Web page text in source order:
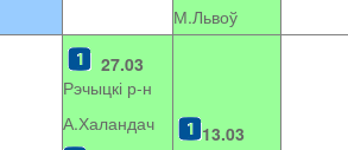
М.Львоў
27.03
Рэчыцкі р-н
А.Халандач
13.03